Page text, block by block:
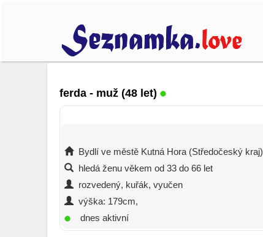
ferda - muž (48 let)
Bydlí ve městě Kutná Hora (Středočeský kraj)
hledá ženu věkem od 33 do 66 let
rozvedený, kuřák, vyučen
výška: 179cm,
dnes aktivní